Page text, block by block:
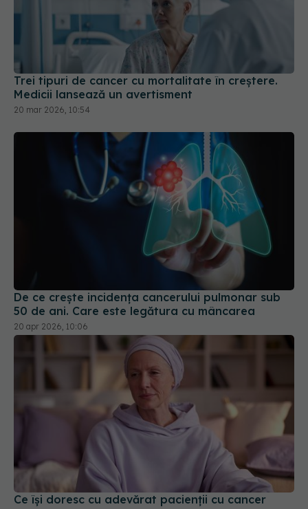
Trei tipuri de cancer cu mortalitate în creștere.
Medicii lansează un avertisment
20 mar 2026, 10:54
De ce crește incidența cancerului pulmonar sub
50 de ani. Care este legătura cu mâncarea
20 apr 2026, 10:06
Ce își doresc cu adevărat pacienții cu cancer